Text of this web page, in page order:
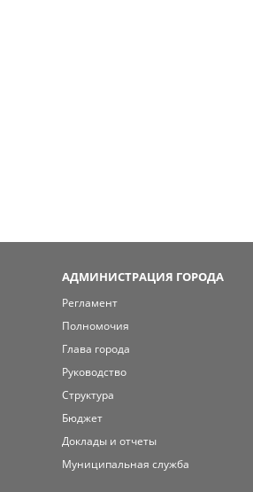
АДМИНИСТРАЦИЯ ГОРОДА
Регламент
Полномочия
Глава города
Руководство
Структура
Бюджет
Доклады и отчеты
Муниципальная служба